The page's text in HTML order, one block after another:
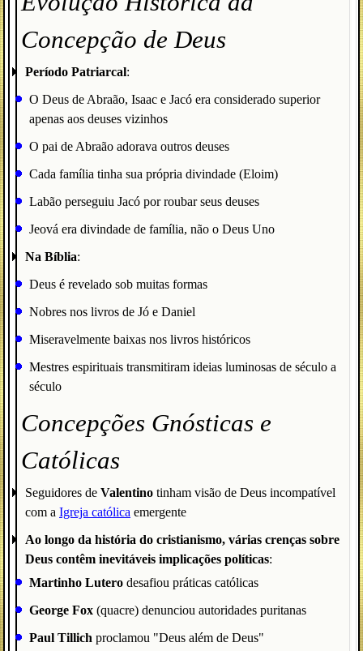
Concepção de Deus
Período Patriarcal:
O Deus de Abraão, Isaac e Jacó era considerado superior
apenas aos deuses vizinhos
O pai de Abraão adorava outros deuses
Cada família tinha sua própria divindade (Eloim)
Labão perseguiu Jacó por roubar seus deuses
Jeová era divindade de família, não o Deus Uno
Na Bíblia:
Deus é revelado sob muitas formas
Nobres nos livros de Jó e Daniel
Miseravelmente baixas nos livros históricos
Mestres espirituais transmitiram ideias luminosas de século a
século
Concepções Gnósticas e
Católicas
Seguidores de Valentino tinham visão de Deus incompatível
com a Igreja católica emergente
Ao longo da história do cristianismo, várias crenças sobre
Deus contêm inevitáveis implicações políticas:
Martinho Lutero desafiou práticas católicas
George Fox (quacre) denunciou autoridades puritanas
Paul Tillich proclamou "Deus além de Deus"